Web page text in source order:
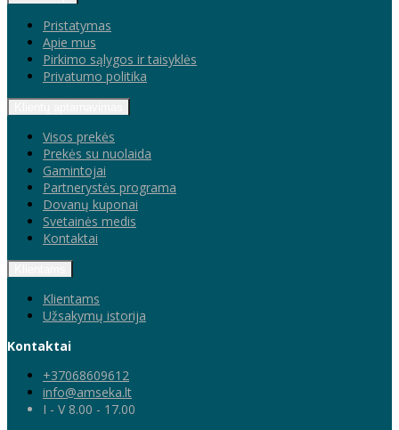
Pristatymas
Apie mus
Pirkimo sąlygos ir taisyklės
Privatumo politika
Visos prekės
Prekės su nuolaida
Gamintojai
Partnerystės programa
Dovanų kuponai
Svetainės medis
Kontaktai
Klientams
Užsakymų istorija
Kontaktai
+37068609612
info@amseka.lt
I - V 8.00 - 17.00